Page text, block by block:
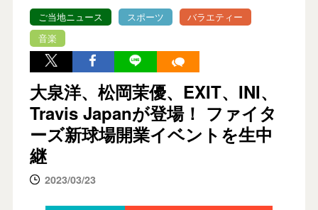
ご当地ニュース スポーツ
バラエティー
音楽
大泉洋、松岡茉優、EXIT、INI、
Travis Japanが登場！ ファイタ
ーズ新球場開業イベントを生中
継
2023/03/23